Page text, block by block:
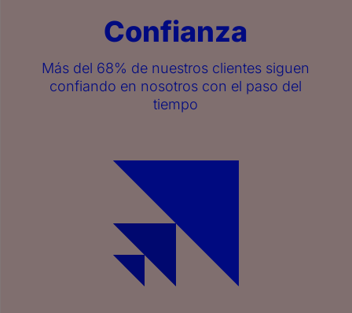
Confianza
Más del 68% de nuestros clientes siguen
confiando en nosotros con el paso del
tiempo